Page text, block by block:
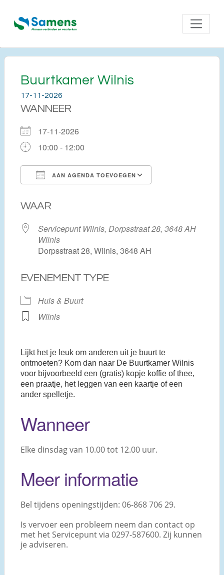
Buurtkamer Wilnis
17-11-2026
WANNEER
17-11-2026
10:00 - 12:00
AAN AGENDA TOEVOEGEN
WAAR
Servicepunt Wilnis, Dorpsstraat 28, 3648 AH
Wilnis
Dorpsstraat 28, Wilnis, 3648 AH
EVENEMENT TYPE
Huis & Buurt
Wilnis
Lijkt het je leuk om anderen uit je buurt te
ontmoeten? Kom dan naar De Buurtkamer Wilnis
voor bijvoorbeeld een (gratis) kopje koffie of thee,
een praatje, het leggen van een kaartje of een
ander spelletje.
Wanneer
Elke dinsdag van 10.00 tot 12.00 uur.
Meer informatie
Bel tijdens openingstijden: 06-868 706 29.
Is vervoer een probleem neem dan contact op
met het Servicepunt via 0297-587600. Zij kunnen
je adviseren.